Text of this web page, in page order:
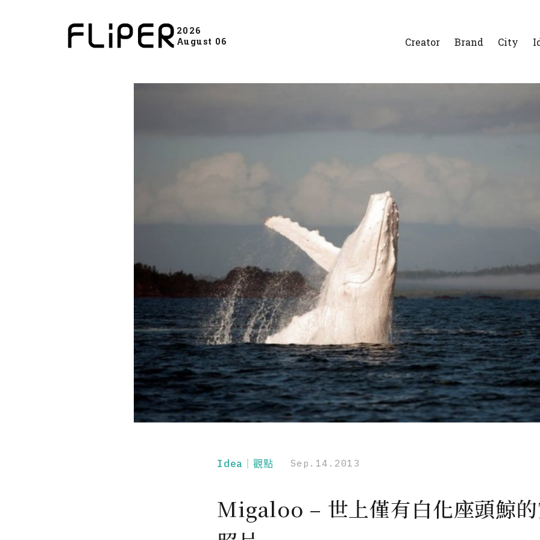
2026
August 06
Creator Brand City
Idea｜觀點 Sep.14.2013
Migaloo – 世上僅有白化座頭鯨